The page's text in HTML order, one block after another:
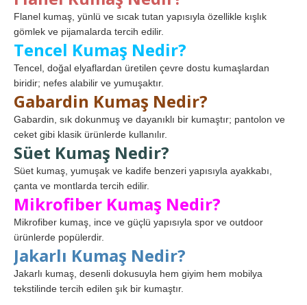
Flanel kumaş, yünlü ve sıcak tutan yapısıyla özellikle kışlık
gömlek ve pijamalarda tercih edilir.
Tencel Kumaş Nedir?
Tencel, doğal elyaflardan üretilen çevre dostu kumaşlardan
biridir; nefes alabilir ve yumuşaktır.
Gabardin Kumaş Nedir?
Gabardin, sık dokunmuş ve dayanıklı bir kumaştır; pantolon ve
ceket gibi klasik ürünlerde kullanılır.
Süet Kumaş Nedir?
Süet kumaş, yumuşak ve kadife benzeri yapısıyla ayakkabı,
çanta ve montlarda tercih edilir.
Mikrofiber Kumaş Nedir?
Mikrofiber kumaş, ince ve güçlü yapısıyla spor ve outdoor
ürünlerde popülerdir.
Jakarlı Kumaş Nedir?
Jakarlı kumaş, desenli dokusuyla hem giyim hem mobilya
tekstilinde tercih edilen şık bir kumaştır.